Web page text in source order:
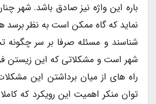
باره این واژه نیز صادق باشد. شهر
نماید که گاه ممکن است به نظر برسد
شناسند و مسئله صرفا بر سر چگونه
شهر است و مشکلاتی که این زیستن
راه های از میان برداشتن این
توان منکر اهمیت این رویکرد که